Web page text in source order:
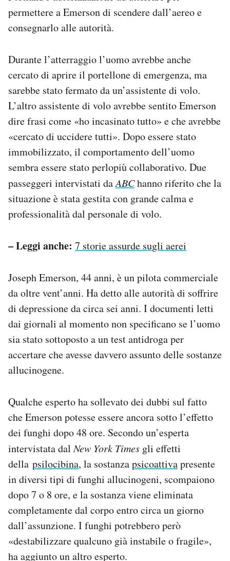
permettere a Emerson di scendere dall’aereo e
consegnarlo alle autorità.
Durante l’atterraggio l’uomo avrebbe anche
cercato di aprire il portellone di emergenza, ma
sarebbe stato fermato da un’assistente di volo.
L’altro assistente di volo avrebbe sentito Emerson
dire frasi come «ho incasinato tutto» e che avrebbe
«cercato di uccidere tutti». Dopo essere stato
immobilizzato, il comportamento dell’uomo
sembra essere stato perlopiù collaborativo. Due
passeggeri intervistati daABChanno riferito che la
situazione è stata gestita con grande calma e
professionalità dal personale di volo.
– Leggi anche: 7 storie assurde sugli aerei
Joseph Emerson, 44 anni, è un pilota commerciale
da oltre vent’anni. Ha detto alle autorità di soffrire
di depressione da circa sei anni. I documenti letti
dai giornali al momento non specificano se l’uomo
sia stato sottoposto a un test antidroga per
accertare che avesse davvero assunto delle sostanze
allucinogene.
Qualche esperto ha sollevato dei dubbi sul fatto
che Emerson potesse essere ancora sotto l’effetto
dei funghi dopo 48 ore. Secondo un’esperta
intervistata dalNew York Times gli effetti
della psilocibina, la sostanzapsicoattivapresente
in diversi tipi di funghi allucinogeni, scompaiono
dopo 7 o 8 ore, e la sostanza viene eliminata
completamente dal corpo entro circa un giorno
dall’assunzione. I funghi potrebbero però
«destabilizzare qualcuno già instabile o fragile»,
ha aggiunto un altro esperto.